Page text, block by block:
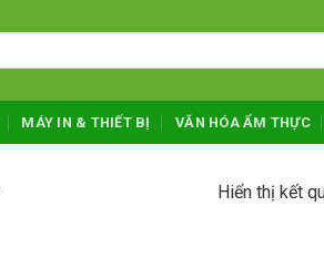
MÁY IN & THIẾT BỊ VĂN HÓA ẨM THỰC
Hiển thị kết